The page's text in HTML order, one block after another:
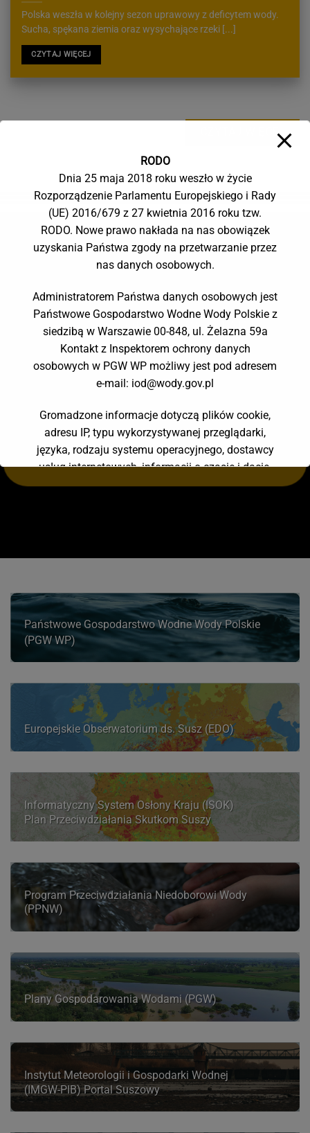
Polska weszła w kolejny sezon uprawowy z deficytem wody.
Sucha, spękana ziemia oraz wysychające rzeki [...]
CZYTAJ WIĘCEJ
CZYTAJ WIĘCEJ
SPOT„STOP SUSZY! START
RETENCJI!”
Zapraszamy do zapoznania się z materiałami filmowymi
przygotowanymi w ramach kampanii Stop Suszy! Start
Retencji!Przybliżają one temat problemu suszy w Polsce, jej
ZOBACZ SPOT
Państwowe Gospodarstwo Wodne Wody Polskie
(PGW WP)
Europejskie Obserwatorium ds. Susz (EDO)
Informatyczny System Osłony Kraju (ISOK)
Plan Przeciwdziałania Skutkom Suszy
Program Przeciwdziałania Niedoborowi Wody
(PPNW)
Plany Gospodarowania Wodami (PGW)
Instytut Meteorologii i Gospodarki Wodnej
(IMGW-PIB) Portal Suszowy
RODO
Dnia 25 maja 2018 roku weszło w życie
Rozporządzenie Parlamentu Europejskiego i Rady
(UE) 2016/679 z 27 kwietnia 2016 roku tzw.
RODO. Nowe prawo nakłada na nas obowiązek
uzyskania Państwa zgody na przetwarzanie przez
nas danych osobowych.
Administratorem Państwa danych osobowych jest
Państwowe Gospodarstwo Wodne Wody Polskie z
siedzibą w Warszawie 00-848, ul. Żelazna 59a
Kontakt z Inspektorem ochrony danych
osobowych w PGW WP możliwy jest pod adresem
e-mail: iod@wody.gov.pl
Gromadzone informacje dotyczą plików cookie,
adresu IP, typu wykorzystywanej przeglądarki,
języka, rodzaju systemu operacyjnego, dostawcy
usług internetowych, informacji o czasie i dacie,
lokalizacji oraz informacji przesyłanych do witryny
Administrator zastrzega sobie prawo ujawnienia
wybranych informacji właściwym organom, bądź
osobom trzecim, które zgłoszą żądanie udzielenia
podstawę prawną oraz zgodnie z przepisami
obowiązującego prawa.
Zebrane dane służą do monitorowania i
sprawdzenia, w jaki sposób korzystają Państwo z
naszej witryny, aby analizować ruch na stronie
internetowej.
Przysługuje Państwu prawo żądania
sprostowania, usunięcia lub ograniczenia
zgody na przetwarzanie danych osobowych.